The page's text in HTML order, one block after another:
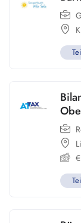
€